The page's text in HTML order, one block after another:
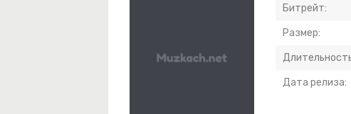
Битрейт:
Размер:
Дата релиза: